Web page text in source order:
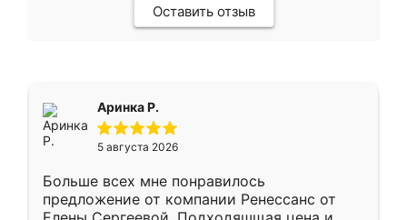
Оставить отзыв
Аринка Р.
5 августа 2026
Больше всех мне понравилось
предложение от компании Ренессанс от